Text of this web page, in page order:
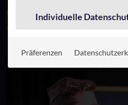
Individuelle
Präferenzen